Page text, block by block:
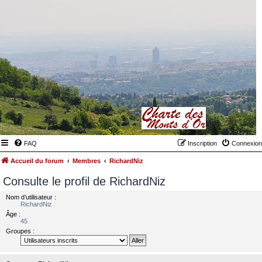
FAQ Connexion
Inscription
Accueil du forum Membres RichardNiz
Consulte le profil de RichardNiz
Nom d’utilisateur :
RichardNiz
Âge :
45
Groupes :